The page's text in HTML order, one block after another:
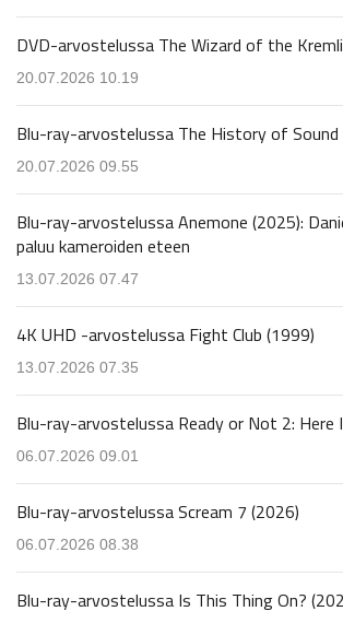
DVD-arvostelussa The Wizard of the
20.07.2026 10.19
Blu-ray-arvostelussa The History of Sound
20.07.2026 09.55
Blu-ray-arvostelussa Anemone (2025):
paluu kameroiden eteen
13.07.2026 07.47
4K UHD -arvostelussa Fight Club (1999)
13.07.2026 07.35
Blu-ray-arvostelussa Ready or Not 2: Here
06.07.2026 09.01
Blu-ray-arvostelussa Scream 7 (2026)
06.07.2026 08.38
Blu-ray-arvostelussa Is This Thing On?